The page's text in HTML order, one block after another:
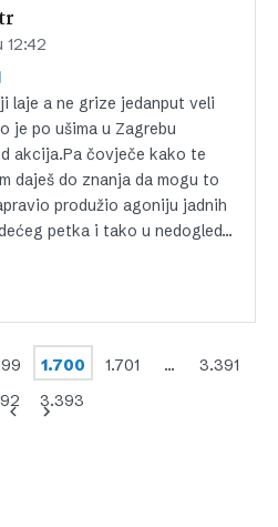
12:42
laje a ne grize jedanput veli
je po ušima u Zagrebu
akcija.Pa čovječe kako te
daješ do znanja da mogu to
produžio agoniju jadnih
petka i tako u nedogled…
1.700 1.701 …
3.391
3.393